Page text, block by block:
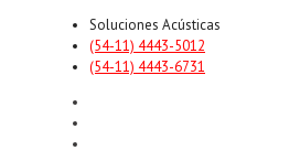
Soluciones Acústicas
(54-11) 4443-5012
(54-11) 4443-6731